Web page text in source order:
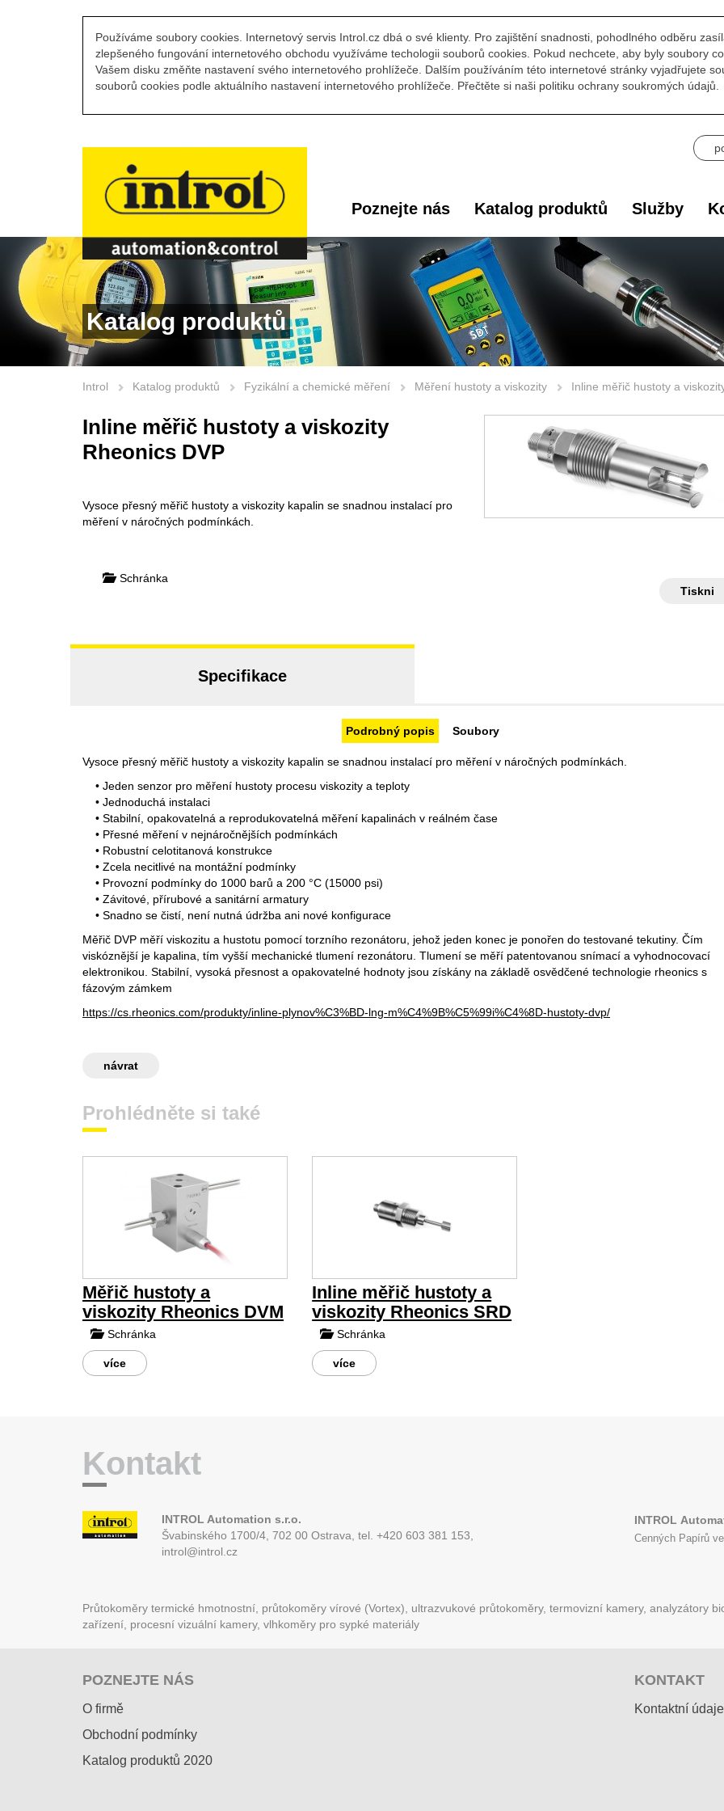
Používáme soubory cookies. Internetový servis Introl.cz dbá o své klienty. Pro zajištění snadnosti, pohodlného odběru
zlepšeného fungování internetového obchodu využíváme techologii souborů cookies. Pokud nechcete, aby byly soubory
Vašem disku změňte nastavení svého internetového prohlížeče. Dalším používáním této internetové stránky vyjadřujete
souborů cookies podle aktuálního nastavení internetového prohlížeče. Přečtěte si naši politiku ochrany soukromých údajů.
Poznejte nás Katalog produktů Služby
Katalog produktů
Introl Katalog produktů Fyzikální a chemické měření Měření hustoty a viskozity Inline měřič hustoty a
Inline měřič hustoty a viskozity
Rheonics DVP
Vysoce přesný měřič hustoty a viskozity kapalin se snadnou instalací pro
měření v náročných podmínkách.
Schránka
Tiskni
Specifikace
Podrobný popis Soubory
Vysoce přesný měřič hustoty a viskozity kapalin se snadnou instalací pro měření v náročných podmínkách.
• Jeden senzor pro měření hustoty procesu viskozity a teploty
• Jednoduchá instalaci
• Stabilní, opakovatelná a reprodukovatelná měření kapalinách v reálném čase
• Přesné měření v nejnáročnějších podmínkách
• Robustní celotitanová konstrukce
• Zcela necitlivé na montážní podmínky
• Provozní podmínky do 1000 barů a 200 °C (15000 psi)
• Závitové, přírubové a sanitární armatury
• Snadno se čistí, není nutná údržba ani nové konfigurace
Měřič DVP měří viskozitu a hustotu pomocí torzního rezonátoru, jehož jeden konec je ponořen do testované tekutiny. Čím
viskóznější je kapalina, tím vyšší mechanické tlumení rezonátoru. Tlumení se měří patentovanou snímací a vyhodnocovací
elektronikou. Stabilní, vysoká přesnost a opakovatelné hodnoty jsou získány na základě osvědčené technologie rheonics s
fázovým zámkem
https://cs.rheonics.com/produkty/inline-plynov%C3%BD-lng-m%C4%9B%C5%99i%C4%8D-hustoty-dvp/
návrat
Prohlédněte si také
Měřič hustoty a
viskozity Rheonics DVM
Schránka
více
Inline měřič hustoty a
viskozity Rheonics SRD
Schránka
více
Kontakt
INTROL Automation s.r.o.
Švabinského 1700/4, 702 00 Ostrava, tel. +420 603 381 153,
introl@introl.cz
INTROL
Cenných Papírů
Průtokoměry termické hmotnostní, průtokoměry vírové (Vortex), ultrazvukové průtokoměry, termovizní kamery, analyzátory
zařízení, procesní vizuální kamery, vlhkoměry pro sypké materiály
POZNEJTE NÁS
O firmě
Obchodní podmínky
Katalog produktů 2020
KONTAKT
Kontaktní údaje